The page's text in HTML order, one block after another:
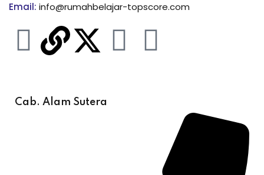
Email: info@rumahbelajar-topscore.com
Cab. Alam Sutera